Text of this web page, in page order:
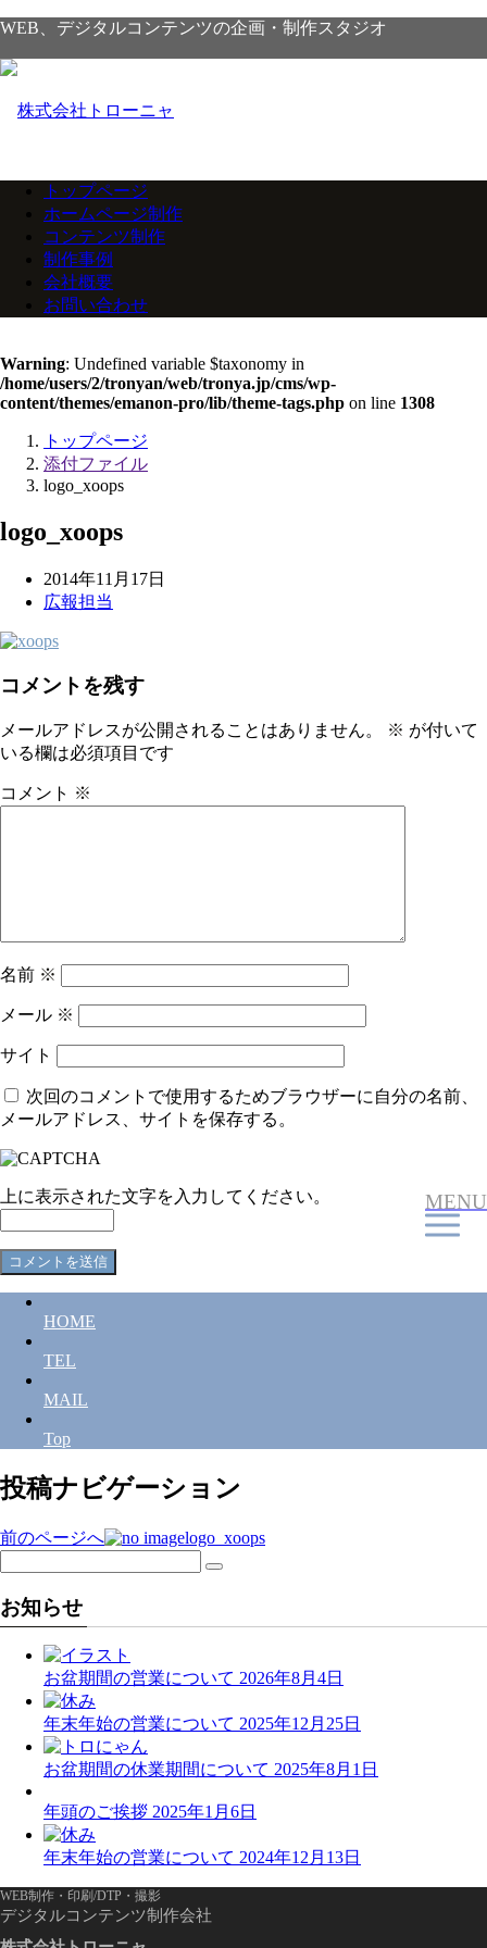
WEB、デジタルコンテンツの企画・制作スタジオ
MENU
トップページ
ホームページ制作
コンテンツ制作
制作事例
会社概要
お問い合わせ
Warning: Undefined variable $taxonomy in
/home/users/2/tronyan/web/tronya.jp/cms/wp-
content/themes/emanon-pro/lib/theme-tags.php on line 1308
トップページ
添付ファイル
logo_xoops
logo_xoops
2014年11月17日
広報担当
コメントを残す
メールアドレスが公開されることはありません。 ※ が付いて
いる欄は必須項目です
コメント ※
名前 ※
メール ※
サイト
次回のコメントで使用するためブラウザーに自分の名前、
メールアドレス、サイトを保存する。
上に表示された文字を入力してください。
HOME
TEL
MAIL
Top
投稿ナビゲーション
前のページへ logo_xoops
お知らせ
お盆期間の営業について 2026年8月4日
年末年始の営業について 2025年12月25日
お盆期間の休業期間について 2025年8月1日
年頭のご挨拶 2025年1月6日
年末年始の営業について 2024年12月13日
WEB制作・印刷/DTP・撮影
デジタルコンテンツ制作会社